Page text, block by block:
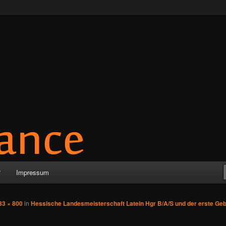
Impressum
× 800in Hessische Landesmeisterschaft Latein Hgr B/A/S und der erste